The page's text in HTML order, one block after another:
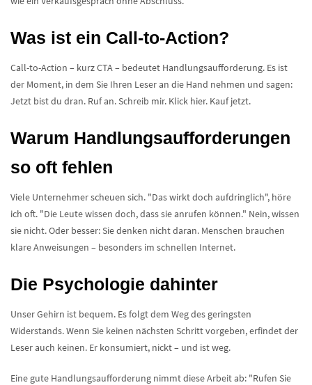
Was ist ein Call-to-Action?
Call-to-Action – kurz CTA – bedeutet Handlungsaufforderung. Es ist
der Moment, in dem Sie Ihren Leser an die Hand nehmen und sagen:
Jetzt bist du dran. Ruf an. Schreib mir. Klick hier. Kauf jetzt.
Warum Handlungsaufforderungen
so oft fehlen
Viele Unternehmer scheuen sich. "Das wirkt doch aufdringlich", höre
ich oft. "Die Leute wissen doch, dass sie anrufen können." Nein, wissen
sie nicht. Oder besser: Sie denken nicht daran. Menschen brauchen
klare Anweisungen – besonders im schnellen Internet.
Die Psychologie dahinter
Unser Gehirn ist bequem. Es folgt dem Weg des geringsten
Widerstands. Wenn Sie keinen nächsten Schritt vorgeben, erfindet der
Leser auch keinen. Er konsumiert, nickt – und ist weg.
Eine gute Handlungsaufforderung nimmt diese Arbeit ab: "Rufen Sie